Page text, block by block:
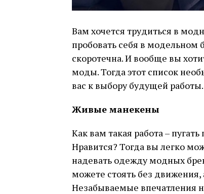
Вам хочется трудиться в
пробовать себя в модельном
скоротечна. И вообще вы
моды. Тогда этот список
вас к выбору будущей работы.
Живые манекены
Как вам такая работа –
Нравится? Тогда вы легко
надевать одежду модных
можете стоять без
Незабываемые впечатления